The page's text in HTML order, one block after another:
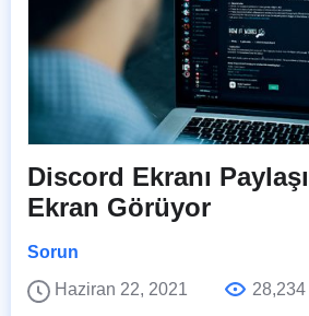
Discord Ekranı
Ekran Görüyor
Sorun
Haziran 22, 2021
28,234